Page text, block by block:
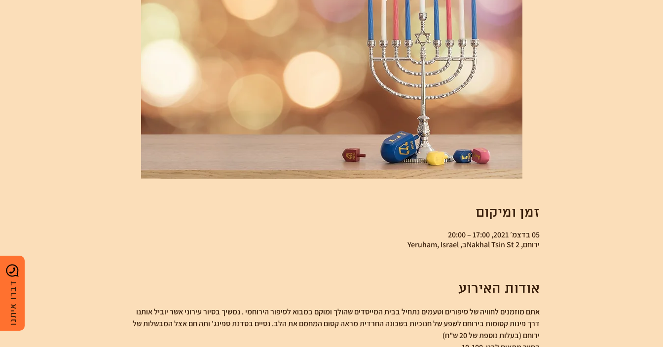
דברו איתנו
זמן ומיקום
05 בדצמ׳ 2021, 17:00 – 20:00
ירוחם, Nakhal Tsin St 2ב, Yeruham, Israel
אודות האירוע
אתם מוזמנים לחוויה של סיפורים וטעמים נתחיל בבית המייסדים שהולך ומוקם במבוא לסיפור הירוחמי . נמשיך בסיור עירוני אשר יוביל אותנו
דרך פינות קסומות בירוחם לשפע של חנוכיות בשכונה החרדית מראה קסום המחמם את הלב. נסיים בסדנת ספינג' ותה חם אצל המבשלות של
ירוחם (בעלות נוספת של 20 ש"ח)